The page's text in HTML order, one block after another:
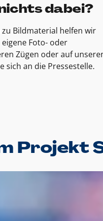
dabei?
Bildmaterial helfen wir
Foto- oder
Zügen oder auf
sich an die Pressestelle.
Projekt